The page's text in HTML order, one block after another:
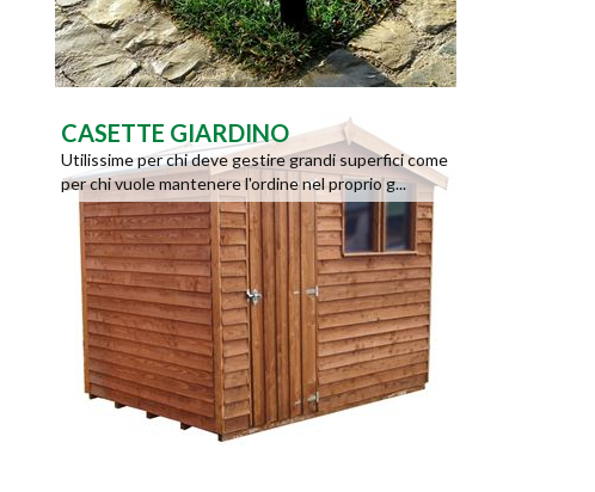
CASETTE GIARDINO
Utilissime per chi deve gestire grandi superfici come
per chi vuole mantenere l'ordine nel proprio g...